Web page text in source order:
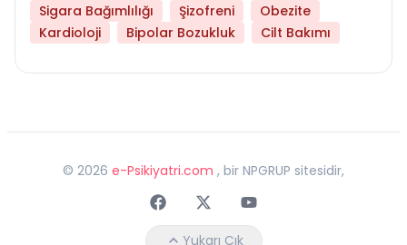
Sigara Bağımlılığı
Şizofreni
Obezite
Kardioloji
Bipolar Bozukluk Cilt Bakımı
© 2026 e-Psikiyatri.com , bir NPGRUP sitesidir,
FaceebokTwitterYoutube
Yukarı Çık